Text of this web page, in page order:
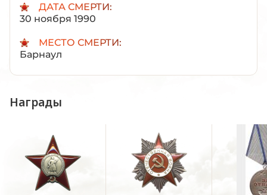
ДАТА СМЕРТИ:
30 ноября 1990
МЕСТО СМЕРТИ:
Барнаул
Награды